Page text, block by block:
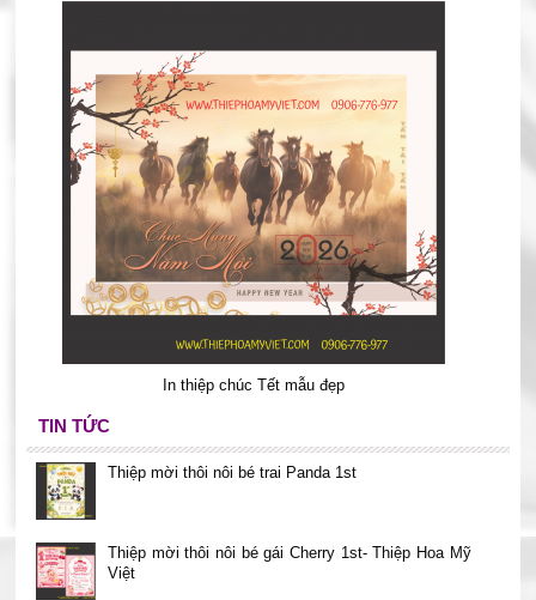
In thiệp chúc Tết mẫu đẹp
TIN TỨC
Thiệp mời thôi nôi bé trai Panda 1st
Thiệp mời thôi nôi bé gái Cherry 1st- Thiệp Hoa Mỹ
Việt